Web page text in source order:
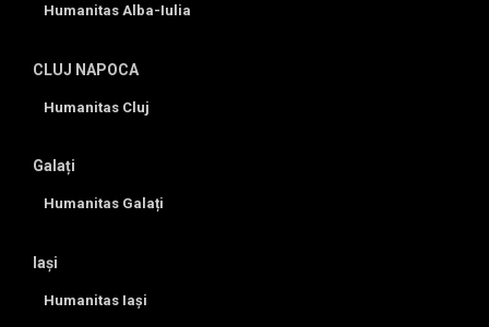
Humanitas Alba-Iulia
CLUJ NAPOCA
Humanitas Cluj
Galați
Humanitas Galați
Iași
Humanitas Iași